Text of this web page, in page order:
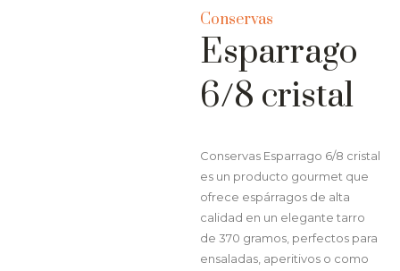
Conservas
Esparrago
6/8 cristal
Conservas Esparrago 6/8 cristal
es un producto gourmet que
ofrece espárragos de alta
calidad en un elegante tarro
de 370 gramos, perfectos para
ensaladas, aperitivos o como